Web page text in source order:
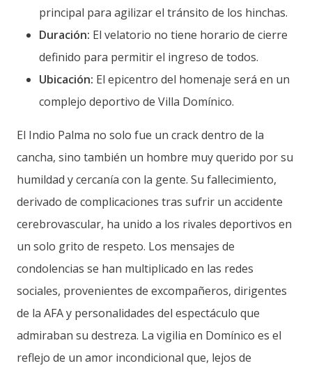
principal para agilizar el tránsito de los hinchas.
Duración: El velatorio no tiene horario de cierre
definido para permitir el ingreso de todos.
Ubicación: El epicentro del homenaje será en un
complejo deportivo de Villa Domínico.
El Indio Palma no solo fue un crack dentro de la
cancha, sino también un hombre muy querido por su
humildad y cercanía con la gente. Su fallecimiento,
derivado de complicaciones tras sufrir un accidente
cerebrovascular, ha unido a los rivales deportivos en
un solo grito de respeto. Los mensajes de
condolencias se han multiplicado en las redes
sociales, provenientes de excompañeros, dirigentes
de la AFA y personalidades del espectáculo que
admiraban su destreza. La vigilia en Domínico es el
reflejo de un amor incondicional que, lejos de